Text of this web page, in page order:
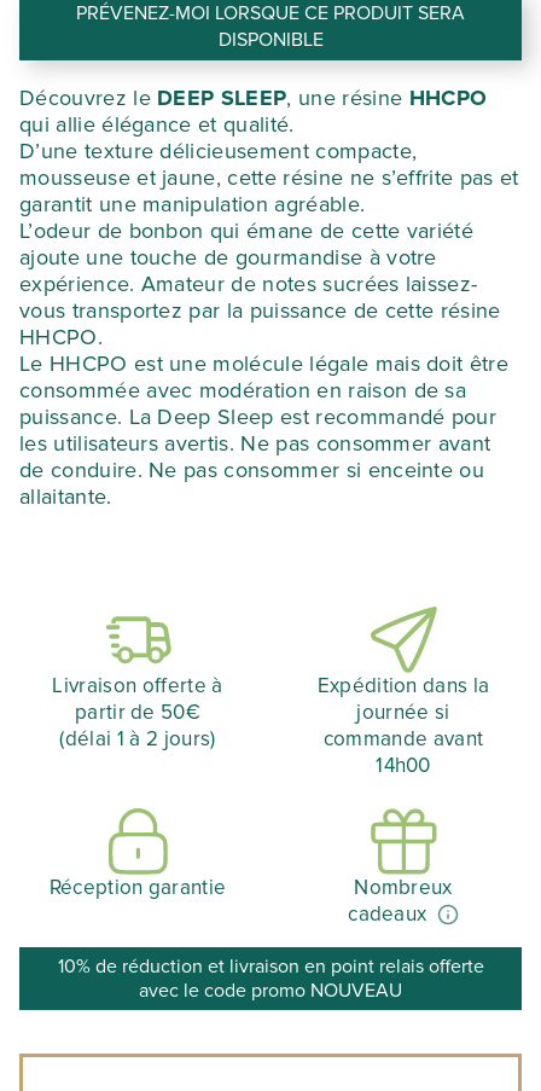
PRÉVENEZ-MOI LORSQUE CE PRODUIT SERA
DISPONIBLE
Découvrez le DEEP SLEEP, une résine HHCPO
qui allie élégance et qualité.
D’une texture délicieusement compacte,
mousseuse et jaune, cette résine ne s’effrite pas et
garantit une manipulation agréable.
L’odeur de bonbon qui émane de cette variété
ajoute une touche de gourmandise à votre
expérience. Amateur de notes sucrées laissez-
vous transportez par la puissance de cette résine
HHCPO.
Le HHCPO est une molécule légale mais doit être
consommée avec modération en raison de sa
puissance. La Deep Sleep est recommandé pour
les utilisateurs avertis. Ne pas consommer avant
de conduire. Ne pas consommer si enceinte ou
allaitante.
Livraison offerte à
partir de 50€
(délai 1 à 2 jours)
Expédition dans la
journée si
commande avant
14h00
Réception garantie
Nombreux
cadeaux
10% de réduction et livraison en point relais offerte
avec le code promo NOUVEAU